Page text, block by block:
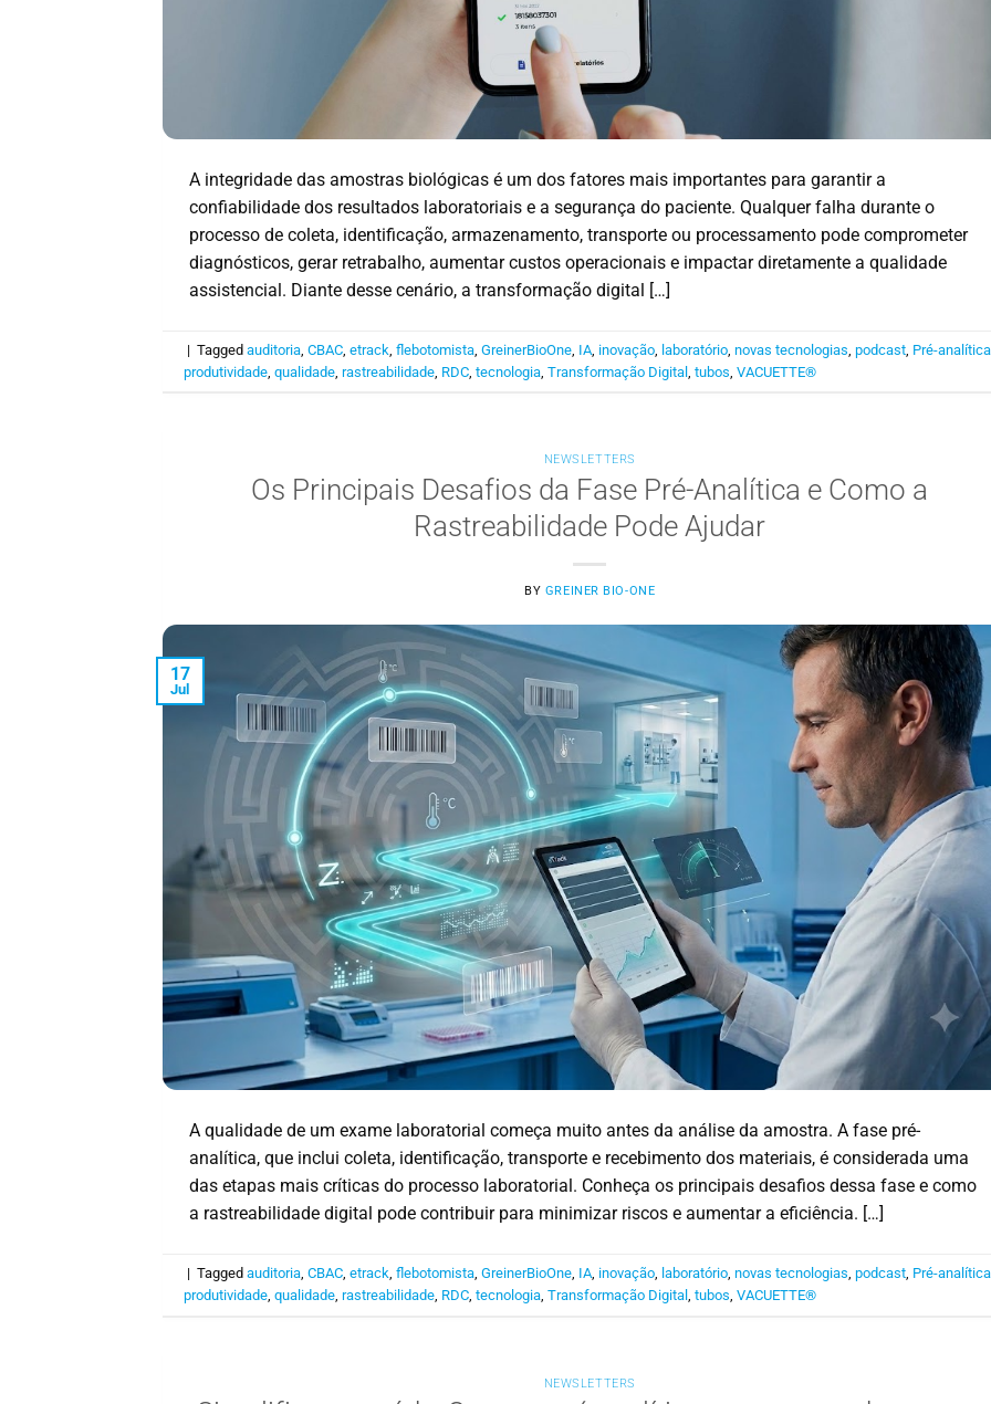
A integridade das amostras biológicas é um dos fatores mais importantes para garantir a
confiabilidade dos resultados laboratoriais e a segurança do paciente. Qualquer falha durante o
processo de coleta, identificação, armazenamento, transporte ou processamento pode comprometer
diagnósticos, gerar retrabalho, aumentar custos operacionais e impactar diretamente a qualidade
assistencial. Diante desse cenário, a transformação digital […]
| Taggedauditoria ,CBAC ,etrack ,flebotomista ,GreinerBioOne IA inovação laboratório ,novas tecnologias ,podcast Pré-analítica
produtividade ,qualidade ,rastreabilidade RDC ,tecnologia ,Transformação Digital ,tubos ,VACUETTE®
NEWSLETTERS
Os Principais Desafios da Fase Pré-Analítica e Como a
Rastreabilidade Pode Ajudar
BY GREINER BIO-ONE
17
Jul
A qualidade de um exame laboratorial começa muito antes da análise da amostra. A fase pré-
analítica, que inclui coleta, identificação, transporte e recebimento dos materiais, é considerada uma
das etapas mais críticas do processo laboratorial. Conheça os principais desafios dessa fase e como
a rastreabilidade digital pode contribuir para minimizar riscos e aumentar a eficiência. […]
| Taggedauditoria ,CBAC ,etrack ,flebotomista ,GreinerBioOne IA inovação laboratório ,novas tecnologias ,podcast Pré-analítica
produtividade ,qualidade ,rastreabilidade RDC ,tecnologia ,Transformação Digital ,tubos ,VACUETTE®
NEWSLETTERS